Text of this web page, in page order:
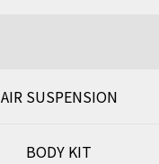
AIR SUSPENSION
BODY KIT